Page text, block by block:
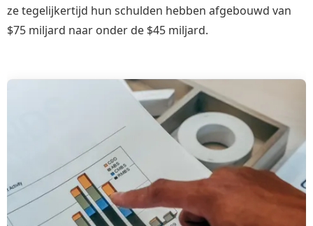
ze tegelijkertijd hun schulden hebben afgebouwd van
$75 miljard naar onder de $45 miljard.